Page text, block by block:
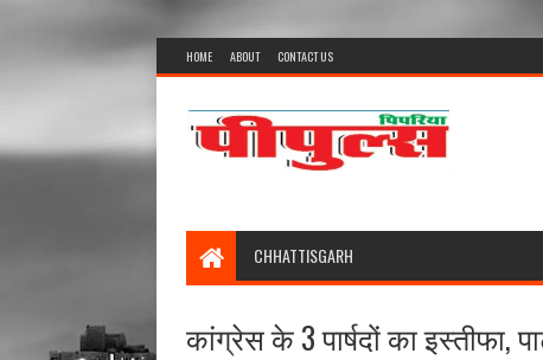
HOME ABOUT CONTACT US
CHHATTISGARH
कांग्रेस के 3 पार्षदों का इस्तीफा,